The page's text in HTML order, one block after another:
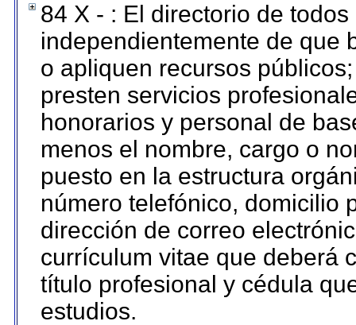
84 X - : El directorio de
independientemente de que
o apliquen recursos
presten servicios
honorarios y personal de
menos el nombre, cargo o
puesto en la estructura
número telefónico, domicilio
dirección de correo
currículum vitae que deberá
título profesional y cédula
estudios.